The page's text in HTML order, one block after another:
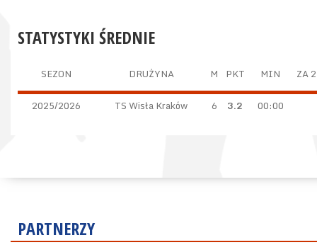
STATYSTYKI ŚREDNIE
SEZON DRUŻYNA M PKT MIN ZA 2
2025/2026 TS Wisła Kraków 6 3.2 00:00
PARTNERZY